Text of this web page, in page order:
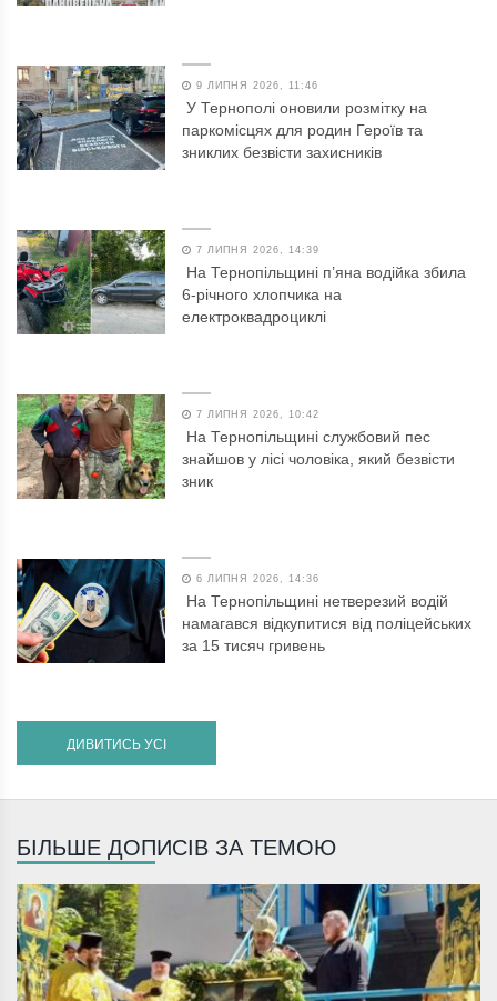
9 ЛИПНЯ 2026, 11:46
У Тернополі оновили розмітку на
паркомісцях для родин Героїв та
зниклих безвісти захисників
7 ЛИПНЯ 2026, 14:39
На Тернопільщині п’яна водійка збила
6-річного хлопчика на
електроквадроциклі
7 ЛИПНЯ 2026, 10:42
На Тернопільщині службовий пес
знайшов у лісі чоловіка, який безвісти
зник
6 ЛИПНЯ 2026, 14:36
На Тернопільщині нетверезий водій
намагався відкупитися від поліцейських
за 15 тисяч гривень
ДИВИТИСЬ УСІ
БІЛЬШЕ ДОПИСІВ ЗА ТЕМОЮ